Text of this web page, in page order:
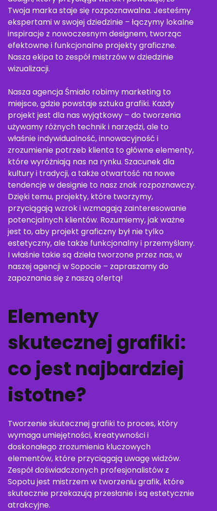
Twoja marka staje się rozpoznawalna. Jesteśmy
ekspertami w swojej dziedzinie – łączymy lokalne
inspiracje z nowoczesnym designem, tworząc
efektowne i funkcjonalne projekty graficzne.
Nasza ekipa to zespół mistrzów w dziedzinie
wizualizacji.
Nasza agencja Śmiało robimy marketing to
miejsce, gdzie powstaje sztuka grafiki. Każdy
projekt jest dla nas wyjątkowy – do tworzenia
używamy różnych technik i narzędzi, ale to
właśnie indywidualność, innowacyjność i
zrozumienie potrzeb klienta to główne elementy,
które wyróżniają nas na rynku. Szacunek dla
kultury i tradycji, a także otwartość na nowe
tendencje w designie to nasz znak rozpoznawczy.
Dzięki temu, projekty, które tworzymy,
przyciągają wzrok i wzmagają zainteresowanie
potencjalnych klientów. Rozumiemy, jak ważne
jest to, aby projekt graficzny był nie tylko
estetyczny, ale także funkcjonalny i przemyślany.
I właśnie takie są dzieła tworzone przez nas, w
naszej agencji w Sopocie – zapraszamy do
zapoznania się z naszą ofertą!
Elementy
skutecznej grafiki:
co jest najbardziej
istotne?
Tworzenie skutecznej grafiki to proces, który
wymaga umiejętności, kreatywności i
doskonałego zrozumienia kluczowych
elementów, które przyciągają uwagę widzów.
Zespół doświadczonych profesjonalistów z
Sopotu jest mistrzem w tworzeniu grafik, które
skutecznie przekazują przesłanie i są estetycznie
atrakcyjne.